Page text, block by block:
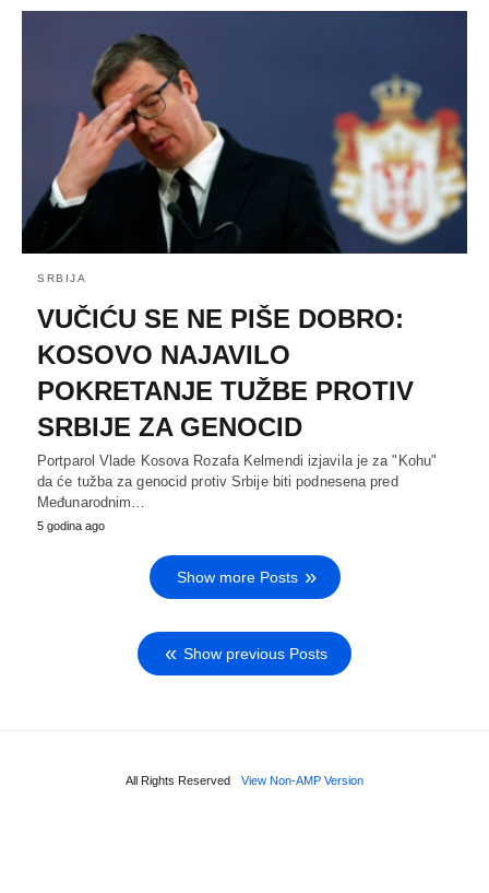
SRBIJA
VUČIĆU SE NE PIŠE DOBRO:
KOSOVO NAJAVILO
POKRETANJE TUŽBE PROTIV
SRBIJE ZA GENOCID
Portparol Vlade Kosova Rozafa Kelmendi izjavila je za "Kohu"
da će tužba za genocid protiv Srbije biti podnesena pred
Međunarodnim…
5 godina ago
Show more Posts
Show previous Posts
All Rights Reserved View Non-AMP Version